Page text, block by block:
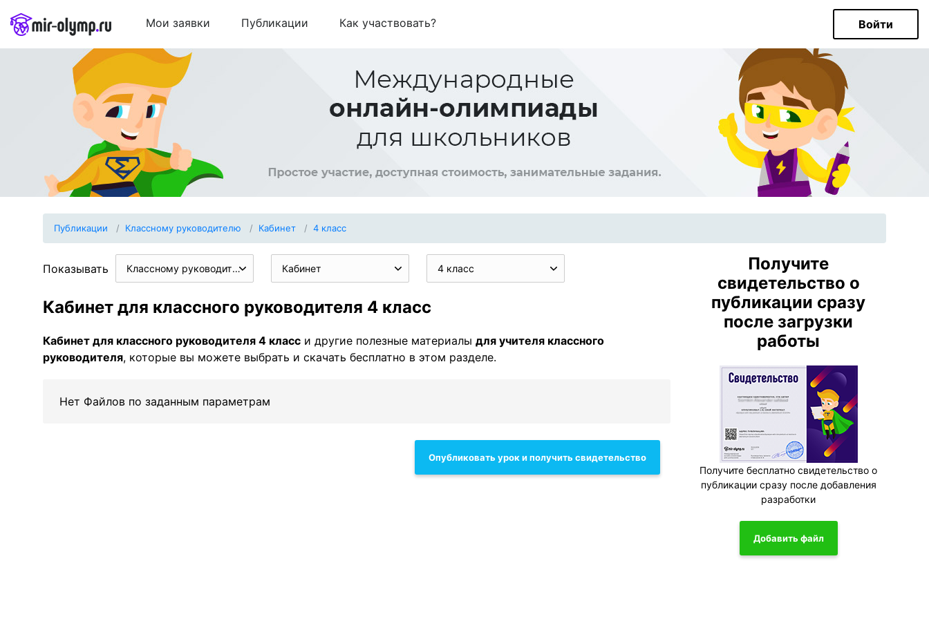
Мои заявки Публикации Как участвовать? Войти
Публикации Классному руководителю Кабинет 4 класс
Показывать Классному руководителю Кабинет 4 класс
Кабинет для классного руководителя 4 класс
Кабинет для классного руководителя 4 класс и другие полезные материалы для учителя классного
руководителя, которые вы можете выбрать и скачать бесплатно в этом разделе.
Нет Файлов по заданным параметрам
Опубликовать урок и получить свидетельство
Получите
свидетельство о
публикации сразу
после загрузки
работы
Получите бесплатно свидетельство о
публикации сразу после добавления
разработки
Добавить файл